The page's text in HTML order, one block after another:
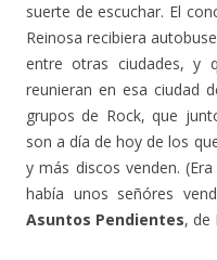
suerte de escuchar. El
Reinosa recibiera
entre otras ciudades, y
reunieran en esa ciudad
grupos de Rock, que
son a día de hoy de los
y más discos venden.
había unos señóres
Asuntos Pendientes, de